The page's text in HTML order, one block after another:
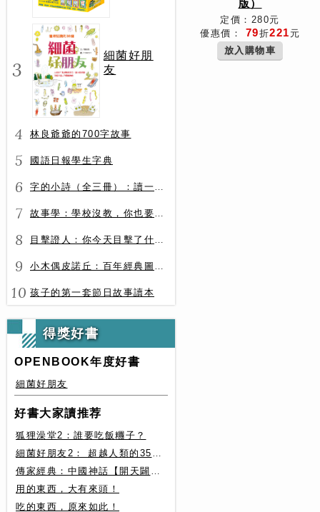
3
細菌好朋
友
4 林良爺爺的700字故事
5 國語日報學生字典
6 字的小詩（全三冊）：讀一首詩，交一個字朋友（字字小宇宙+字字看心情+字字有意思）
7 故事學：學校沒教，你也要會的表達力
8 目擊證人：你今天目擊了什麼？
9 小木偶皮諾丘：百年經典圖文全譯版
10 孩子的第一套節日故事讀本
得獎好書
OPENBOOK年度好書
細菌好朋友
好書大家讀推荐
狐狸澡堂2：誰要吃飯糰子？
細菌好朋友2： 超越人類的35種細菌生存絕技
傳家經典：中國神話【開天闢地篇】盤古、女媧還有奇珍異獸
用的東西，大有來頭！
吃的東西，原來如此！
版）
定價：280元
優惠價： 79折221 元
放入購物車